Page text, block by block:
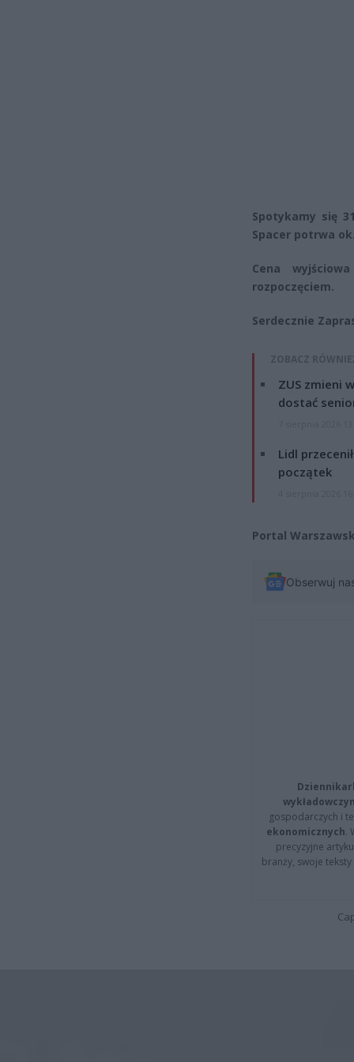
Spotykamy się
Spacer potrwa
Cena
rozpoczęciem.
Serdecznie
ZOBACZ
ZUS zmieni
dostać
Lidl
początek
Portal
Obserwuj
gospodarczych i
ekonomicznych.
precyzyjne
branży, swoje